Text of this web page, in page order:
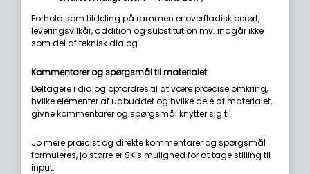
Forhold som tildeling på rammen er overfladisk berørt,
leveringsvilkår, addition og substitution mv. indgår ikke
som del af teknisk dialog.
Kommentarer og spørgsmål til materialet
Deltagere i dialog opfordres til at være præcise omkring,
hvilke elementer af udbuddet og hvilke dele af materialet,
givne kommentarer og spørgsmål knytter sig til.
Jo mere præcist og direkte kommentarer og spørgsmål
formuleres, jo større er SKIs mulighed for at tage stilling til
input.